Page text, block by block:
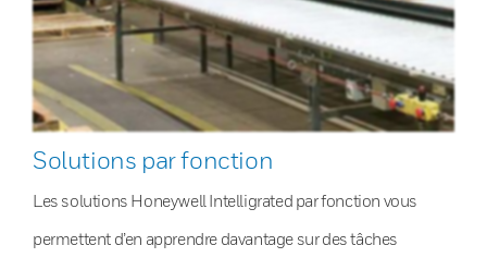
Solutions par fonction
Les solutions Honeywell Intelligrated par fonction vous
permettent d’en apprendre davantage sur des tâches